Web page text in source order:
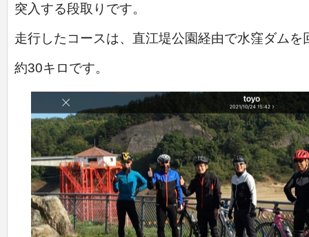
突入する段取りです。
走行したコースは、直江堤公園経由で水窪ダムを
約30キロです。